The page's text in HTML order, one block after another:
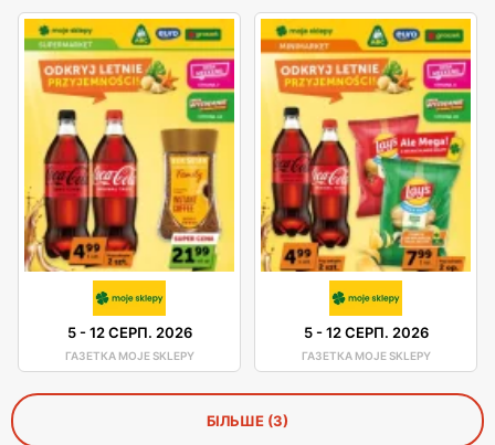
5-12 СЕРП. 2026
ГАЗЕТКА MOJE SKLEPY
5-12 СЕРП. 2026
ГАЗЕТКА MOJE SKLEPY
БІЛЬШЕ (3)